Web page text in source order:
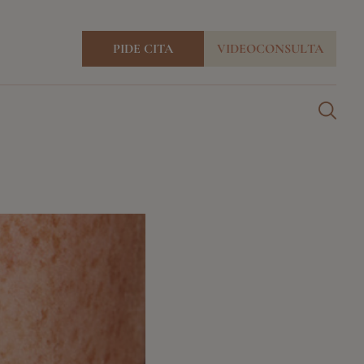
PIDE CITA VIDEOCONSULTA